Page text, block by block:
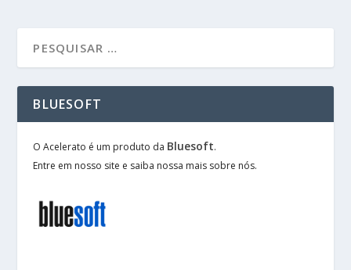
BLUESOFT
O Acelerato é um produto da Bluesoft.
Entre em nosso site e saiba nossa mais sobre nós.